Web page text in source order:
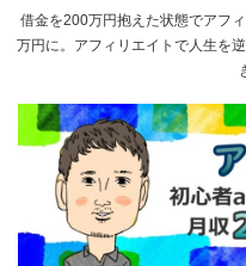
借金を200万円抱えた状態でアフ
万円に。アフィリエイトで人生を